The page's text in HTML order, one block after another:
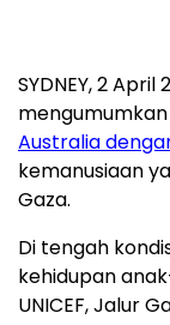
SYDNEY, 2
Australia
kemanusiaan
Gaza.
Di tengah
kehidupan
UNICEF, Jalur